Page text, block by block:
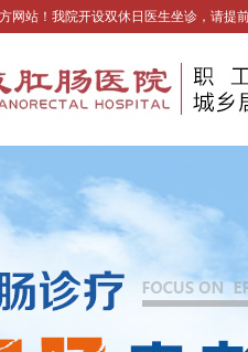
网站！我院开设双休日医生坐诊，请提